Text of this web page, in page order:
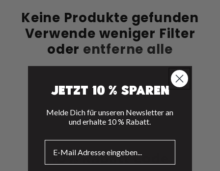
o
r
Keine Produkte gefunden
Verwende weniger Filter
oder entferne alle
10% Rabatt Code
Jetzt 10 % sparen
Melde Dich für unseren Newsletter an
und erhalte 10 % Rabatt.